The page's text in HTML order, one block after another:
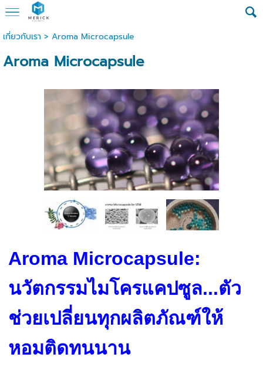
เกี่ยวกับเรา > Aroma Microcapsule
Aroma Microcapsule
Aroma Microcapsule:
นวัตกรรมไมโครแคปซูล...ตัว
ช่วยเปลี่ยนทุกผลิตภัณฑ์ให้
หอมติดทนนาน